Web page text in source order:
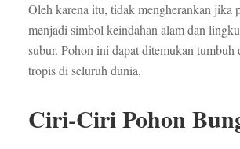
Oleh karena itu, tidak mengherankan jika
menjadi simbol keindahan alam dan
subur. Pohon ini dapat ditemukan tumbuh
tropis di seluruh dunia,
Ciri-Ciri Pohon